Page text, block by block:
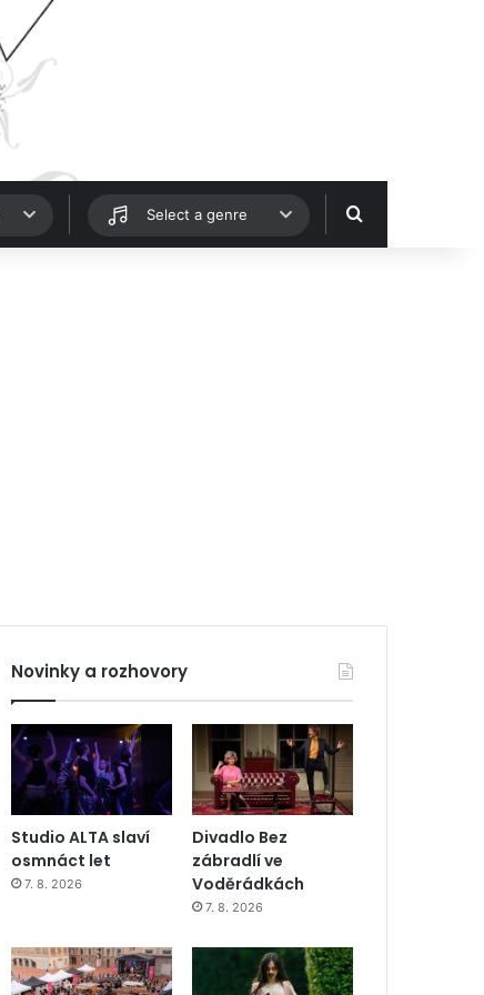
Select a genre Hledat
Novinky a rozhovory
Studio ALTA slaví
osmnáct let
7. 8. 2026
Divadlo Bez
zábradlí ve
Voděrádkách
7. 8. 2026